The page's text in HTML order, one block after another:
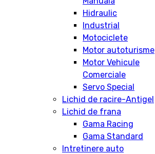
Hidraulic
Industrial
Motociclete
Motor autoturisme
Motor Vehicule
Comerciale
Servo Special
Lichid de racire-Antigel
Lichid de frana
Gama Racing
Gama Standard
Intretinere auto